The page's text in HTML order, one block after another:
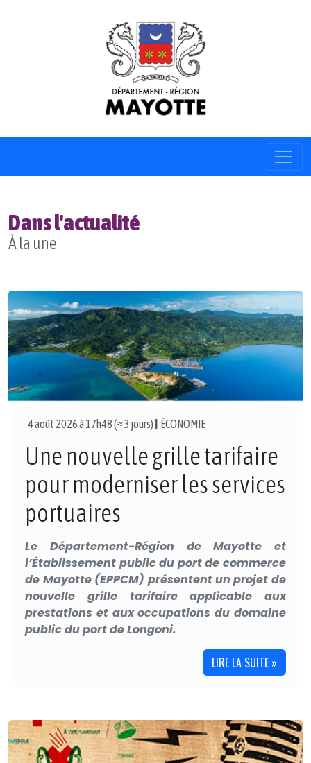
Dans l'actualité
À la une
4 août 2026 à 17h48 (≈ 3 jours) ÉCONOMIE
Une nouvelle grille tarifaire
pour moderniser les services
portuaires
Le Département-Région de Mayotte et
l’Établissement public du port de commerce
de Mayotte (EPPCM) présentent un projet de
nouvelle grille tarifaire applicable aux
prestations et aux occupations du domaine
public du port de Longoni.
LIRE LA SUITE »